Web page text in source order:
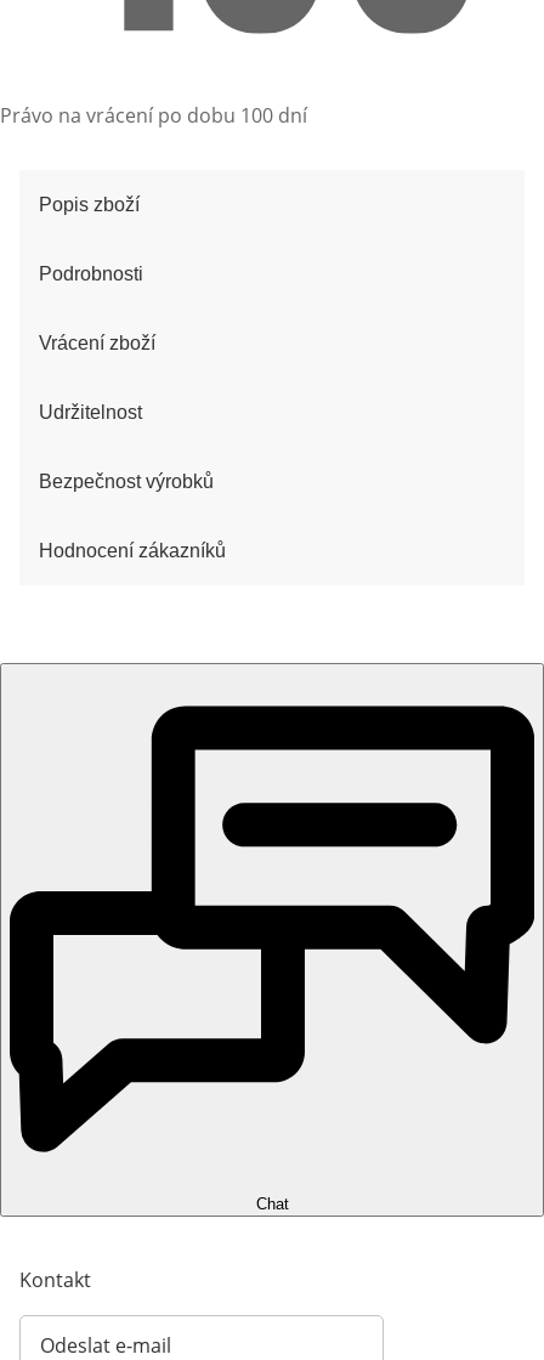
Právo na vrácení po dobu 100 dní
Popis zboží
Podrobnosti
Vrácení zboží
Udržitelnost
Bezpečnost výrobků
Hodnocení zákazníků
Chat
Kontakt
Odeslat e-mail